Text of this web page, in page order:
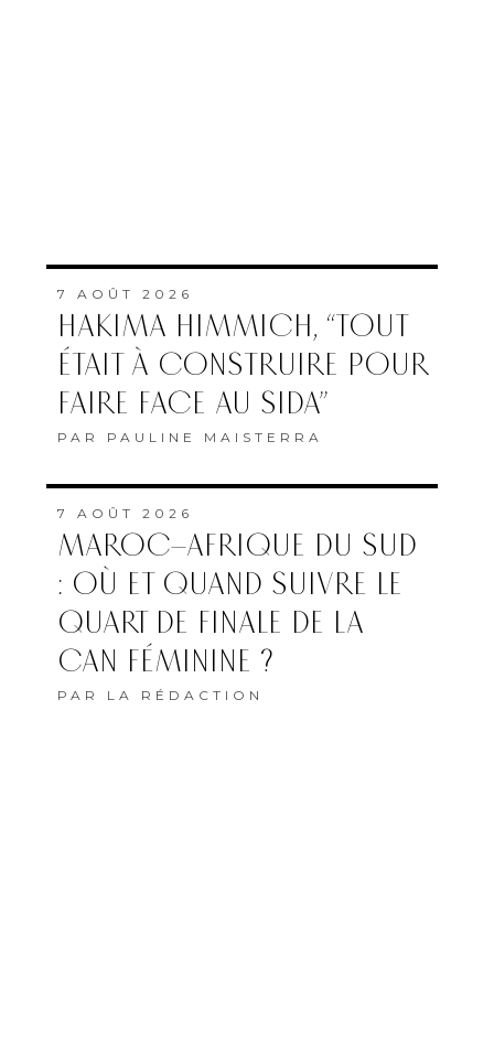
7 AOÛT 2026
HAKIMA HIMMICH, “TOUT
ÉTAIT À CONSTRUIRE POUR
FAIRE FACE AU SIDA”
PAR PAULINE MAISTERRA
7 AOÛT 2026
MAROC–AFRIQUE DU SUD
: OÙ ET QUAND SUIVRE LE
QUART DE FINALE DE LA
CAN FÉMININE ?
PAR LA RÉDACTION